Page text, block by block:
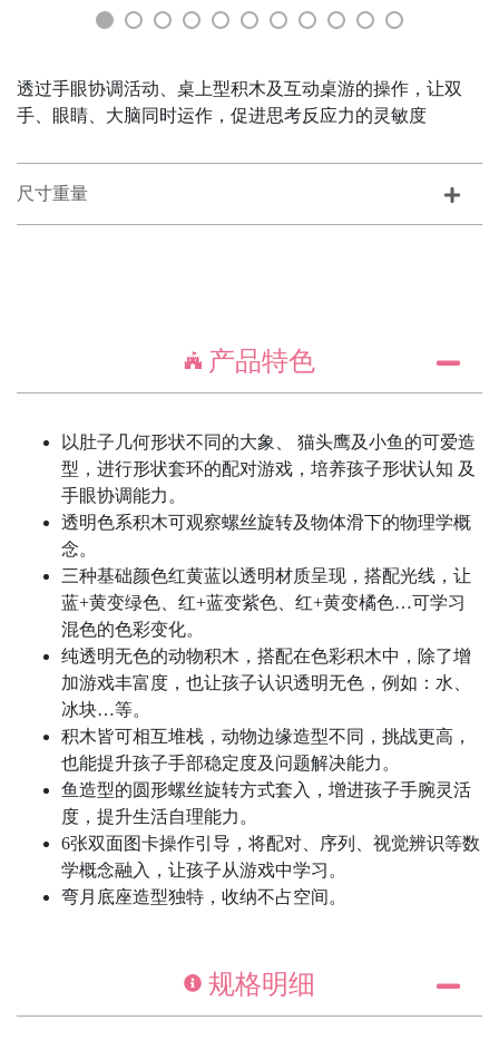
透过手眼协调活动、桌上型积木及互动桌游的操作，让双
手、眼睛、大脑同时运作，促进思考反应力的灵敏度
尺寸重量
产品特色
以肚子几何形状不同的大象、 猫头鹰及小鱼的可爱造
型，进行形状套环的配对游戏，培养孩子形状认知 及
手眼协调能力。
透明色系积木可观察螺丝旋转及物体滑下的物理学概
念。
三种基础颜色红黄蓝以透明材质呈现，搭配光线，让
蓝+黄变绿色、红+蓝变紫色、红+黄变橘色…可学习
混色的色彩变化。
纯透明无色的动物积木，搭配在色彩积木中，除了增
加游戏丰富度，也让孩子认识透明无色，例如：水、
冰块…等。
积木皆可相互堆栈，动物边缘造型不同，挑战更高，
也能提升孩子手部稳定度及问题解决能力。
鱼造型的圆形螺丝旋转方式套入，增进孩子手腕灵活
度，提升生活自理能力。
6张双面图卡操作引导，将配对、序列、视觉辨识等数
学概念融入，让孩子从游戏中学习。
弯月底座造型独特，收纳不占空间。
规格明细